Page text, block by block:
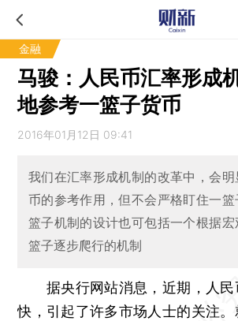
金融
马骏：人民币汇率形成
地参考一篮子货币
2016年01月12日 09:41
我们在汇率形成机制的改革中，会
币的参考作用，但不会严格盯住一
篮子机制的设计也可包括一个根据
篮子逐步爬行的机制
据央行网站消息，近期，人民
快，引起了许多市场人士的关注。